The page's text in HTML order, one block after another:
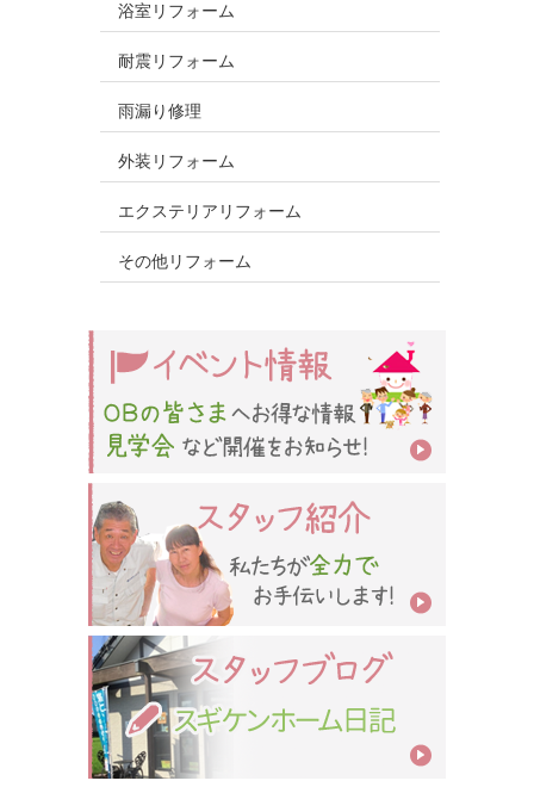
浴室リフォーム
耐震リフォーム
雨漏り修理
外装リフォーム
エクステリアリフォーム
その他リフォーム